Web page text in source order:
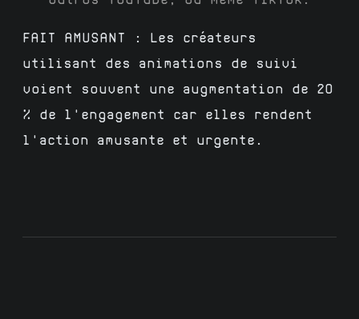
FAIT AMUSANT :
Les créateurs
utilisant des animations de suivi
voient souvent une augmentation de 20
% de l'engagement car elles rendent
l'action amusante et urgente.